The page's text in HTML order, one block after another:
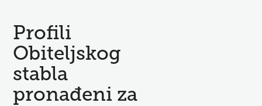
Profili
Obiteljskog
stabla
pronađeni za